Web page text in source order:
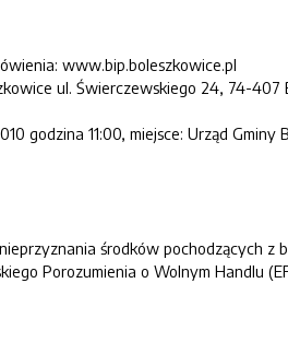
www.bip.boleszkowice.pl
ul. Świerczewskiego 24, 74-407
godzina 11:00, miejsce: Urząd Gminy
środków pochodzących z
Porozumienia o Wolnym Handlu